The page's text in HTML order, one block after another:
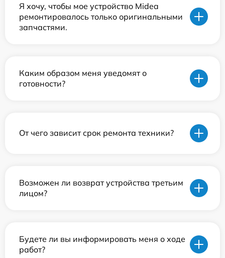
Я хочу, чтобы мое устройство Midea
ремонтировалось только оригинальными
запчастями.
Каким образом меня уведомят о
готовности?
От чего зависит срок ремонта техники?
Возможен ли возврат устройства третьим
лицом?
Будете ли вы информировать меня о ходе
работ?